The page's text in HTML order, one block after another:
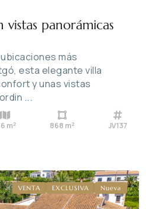
vistas panorámicas
más
esta elegante villa
y unas vistas
...
m2 868 m2 JV137
VENTA EXCLUSIVA Nueva